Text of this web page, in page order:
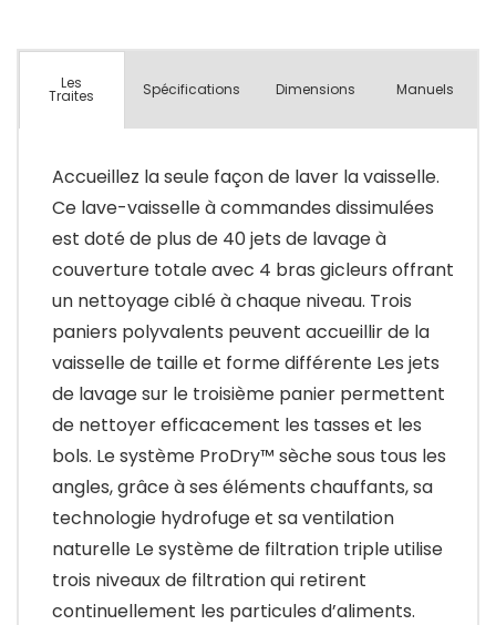
Les
Traites Spécifications Dimensions Manuels
Accueillez la seule façon de laver la vaisselle.
Ce lave-vaisselle à commandes dissimulées
est doté de plus de 40 jets de lavage à
couverture totale avec 4 bras gicleurs offrant
un nettoyage ciblé à chaque niveau. Trois
paniers polyvalents peuvent accueillir de la
vaisselle de taille et forme différente Les jets
de lavage sur le troisième panier permettent
de nettoyer efficacement les tasses et les
bols. Le système ProDry™ sèche sous tous les
angles, grâce à ses éléments chauffants, sa
technologie hydrofuge et sa ventilation
naturelle Le système de filtration triple utilise
trois niveaux de filtration qui retirent
continuellement les particules d’aliments.